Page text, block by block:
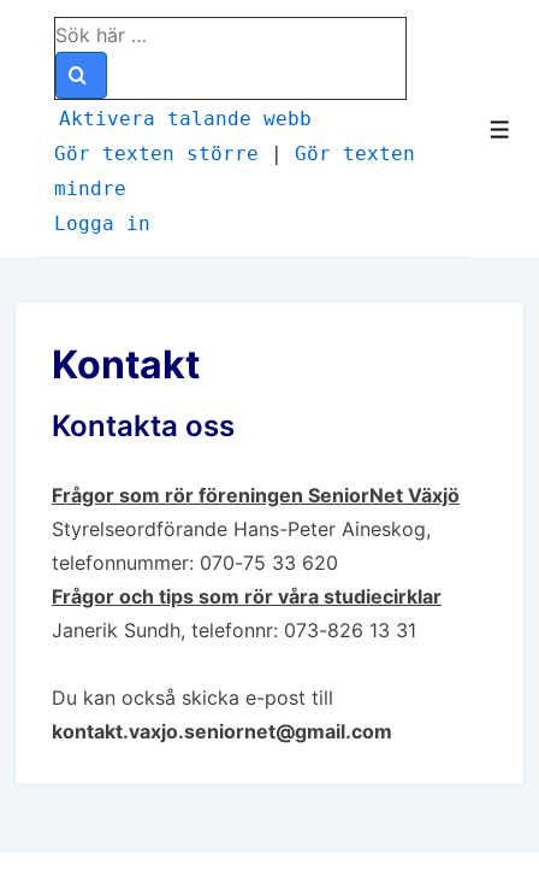
Hoppa
huvudinnehåll
Sök
efter:
Aktivera talande webb
Gör texten större | Gör texten
mindre
Logga in
Kontakt
Kontakta oss
Frågor som rör föreningen SeniorNet Växjö
Styrelseordförande Hans-Peter Aineskog,
telefonnummer: 070-75 33 620
Frågor och tips som rör våra studiecirklar
Janerik Sundh, telefonnr: 073-826 13 31
Du kan också skicka e-post till
kontakt.vaxjo.seniornet@gmail.com